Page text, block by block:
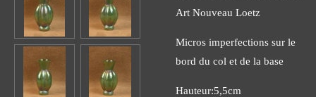
Art Nouveau Loetz
Micros imperfections sur le
bord du col et de la base
Hauteur:5,5cm